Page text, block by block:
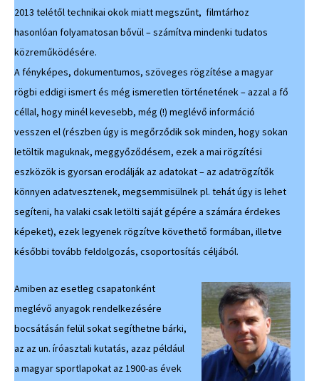
2013 telétől technikai okok miatt megszűnt, filmtárhoz
hasonlóan folyamatosan bővül – számítva mindenki tudatos
közreműködésére.
A fényképes, dokumentumos, szöveges rögzítése a magyar
rögbi eddigi ismert és még ismeretlen történetének – azzal a fő
céllal, hogy minél kevesebb, még (!) meglévő információ
vesszen el (részben úgy is megőrződik sok minden, hogy sokan
letöltik maguknak, meggyőződésem, ezek a mai rögzítési
eszközök is gyorsan erodálják az adatokat – az adatrögzítők
könnyen adatvesztenek, megsemmisülnek pl. tehát úgy is lehet
segíteni, ha valaki csak letölti saját gépére a számára érdekes
képeket), ezek legyenek rögzítve követhető formában, illetve
későbbi tovább feldolgozás, csoportosítás céljából.
Amiben az esetleg csapatonként
meglévő anyagok rendelkezésére
bocsátásán felül sokat segíthetne bárki,
az az un. íróasztali kutatás, azaz például
a magyar sportlapokat az 1900-as évek